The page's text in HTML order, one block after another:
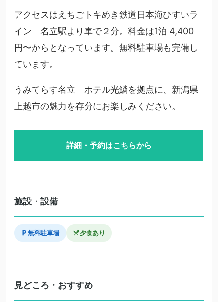
アクセスはえちごトキめき鉄道日本海ひすいラ
イン 名立駅より車で２分。料金は1泊 4,400
円〜からとなっています。無料駐車場も完備し
ています。
うみてらす名立 ホテル光鱗を拠点に、新潟県
上越市の魅力を存分にお楽しみください。
詳細・予約はこちらから
施設・設備
無料駐車場 夕食あり
見どころ・おすすめ